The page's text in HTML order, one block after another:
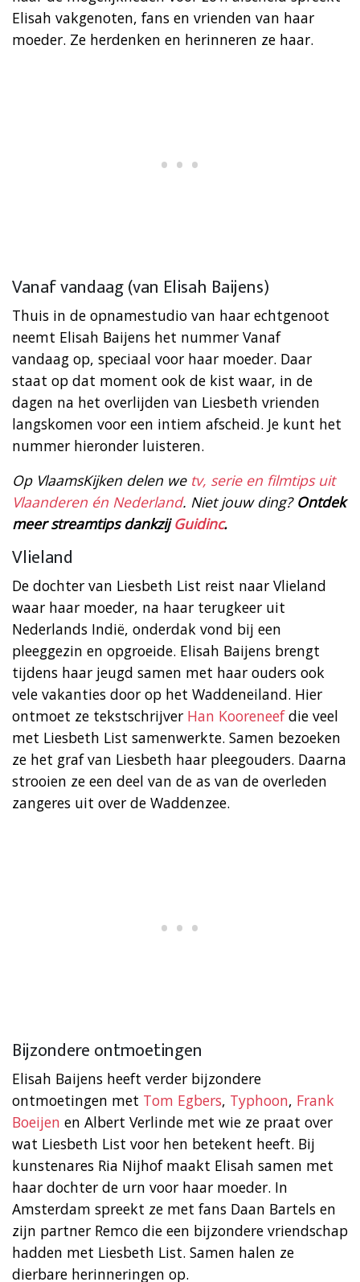
Elisah vakgenoten, fans en vrienden van haar
moeder. Ze herdenken en herinneren ze haar.
Vanaf vandaag (van Elisah Baijens)
Thuis in de opnamestudio van haar echtgenoot
neemt Elisah Baijens het nummer Vanaf
vandaag op, speciaal voor haar moeder. Daar
staat op dat moment ook de kist waar, in de
dagen na het overlijden van Liesbeth vrienden
langskomen voor een intiem afscheid. Je kunt het
nummer hieronder luisteren.
Op VlaamsKijken delen we tv, serie en filmtips uit
Vlaanderen én Nederland. Niet jouw ding? Ontdek
meer streamtips dankzijGuidinc.
Vlieland
De dochter van Liesbeth List reist naar Vlieland
waar haar moeder, na haar terugkeer uit
Nederlands Indië, onderdak vond bij een
pleeggezin en opgroeide. Elisah Baijens brengt
tijdens haar jeugd samen met haar ouders ook
vele vakanties door op het Waddeneiland. Hier
ontmoet ze tekstschrijver Han Kooreneefdie veel
met Liesbeth List samenwerkte. Samen bezoeken
ze het graf van Liesbeth haar pleegouders. Daarna
strooien ze een deel van de as van de overleden
zangeres uit over de Waddenzee.
Bijzondere ontmoetingen
Elisah Baijens heeft verder bijzondere
ontmoetingen met Tom Egbers, Typhoon, Frank
Boeijen en Albert Verlinde met wie ze praat over
wat Liesbeth List voor hen betekent heeft. Bij
kunstenares Ria Nijhof maakt Elisah samen met
haar dochter de urn voor haar moeder. In
Amsterdam spreekt ze met fans Daan Bartels en
zijn partner Remco die een bijzondere vriendschap
hadden met Liesbeth List. Samen halen ze
dierbare herinneringen op.